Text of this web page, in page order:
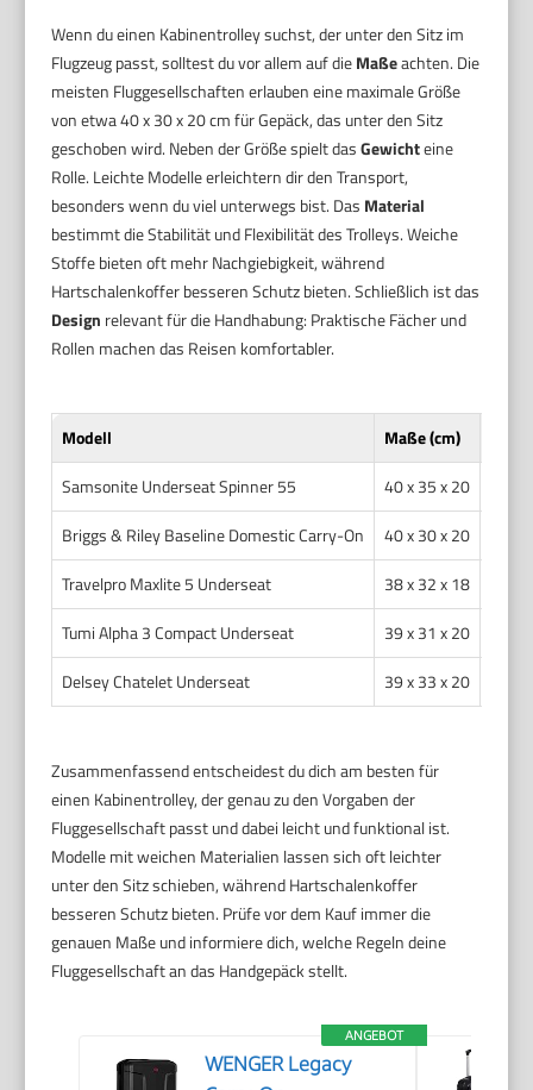
Wenn du einen Kabinentrolley suchst, der unter den Sitz im
Flugzeug passt, solltest du vor allem auf dieMaßeachten. Die
meisten Fluggesellschaften erlauben eine maximale Größe
von etwa 40 x 30 x 20 cm für Gepäck, das unter den Sitz
geschoben wird. Neben der Größe spielt dasGewichteine
Rolle. Leichte Modelle erleichtern dir den Transport,
besonders wenn du viel unterwegs bist. Das Material
bestimmt die Stabilität und Flexibilität des Trolleys. Weiche
Stoffe bieten oft mehr Nachgiebigkeit, während
Hartschalenkoffer besseren Schutz bieten. Schließlich ist das
Design relevant für die Handhabung: Praktische Fächer und
Rollen machen das Reisen komfortabler.
Modell Maße (cm)
Samsonite Underseat Spinner 55
40 x 35 x 20
Briggs & Riley Baseline Domestic Carry-On
40 x 30 x 20
Travelpro Maxlite 5 Underseat
38 x 32 x 18
Tumi Alpha 3 Compact Underseat
39 x 31 x 20
Delsey Chatelet Underseat
39 x 33 x 20
Zusammenfassend entscheidest du dich am besten für
einen Kabinentrolley, der genau zu den Vorgaben der
Fluggesellschaft passt und dabei leicht und funktional ist.
Modelle mit weichen Materialien lassen sich oft leichter
unter den Sitz schieben, während Hartschalenkoffer
besseren Schutz bieten. Prüfe vor dem Kauf immer die
genauen Maße und informiere dich, welche Regeln deine
Fluggesellschaft an das Handgepäck stellt.
ANGEBOT
WENGER Legacy